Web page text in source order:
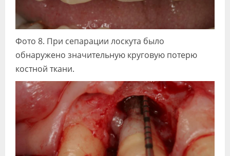
Фото 8. При сепарации лоскута было
обнаружено значительную круговую потерю
костной ткани.